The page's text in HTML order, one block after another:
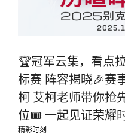
🏆冠军云集，看点
标赛 阵容揭晓🎉赛
柯 艾柯老师带你抢
位🎟️ 一起见证荣耀
精彩时刻